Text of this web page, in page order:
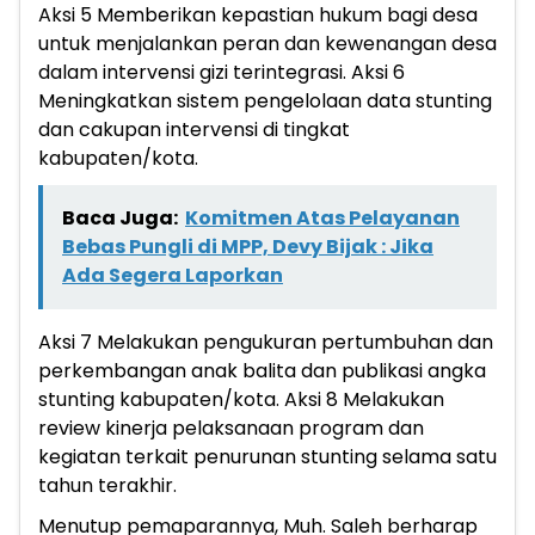
Aksi 5 Memberikan kepastian hukum bagi desa
untuk menjalankan peran dan kewenangan desa
dalam intervensi gizi terintegrasi. Aksi 6
Meningkatkan sistem pengelolaan data stunting
dan cakupan intervensi di tingkat
kabupaten/kota.
Baca Juga: Komitmen Atas Pelayanan
Bebas Pungli di MPP, Devy Bijak : Jika
Ada Segera Laporkan
Aksi 7 Melakukan pengukuran pertumbuhan dan
perkembangan anak balita dan publikasi angka
stunting kabupaten/kota. Aksi 8 Melakukan
review kinerja pelaksanaan program dan
kegiatan terkait penurunan stunting selama satu
tahun terakhir.
Menutup pemaparannya, Muh. Saleh berharap